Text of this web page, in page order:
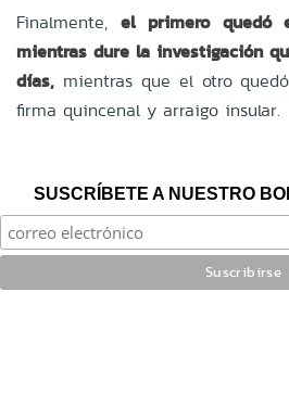
Finalmente, el primero quedó
mientras dure la investigación
días, mientras que el otro
firma quincenal y arraigo insular.
SUSCRÍBETE A NUESTRO